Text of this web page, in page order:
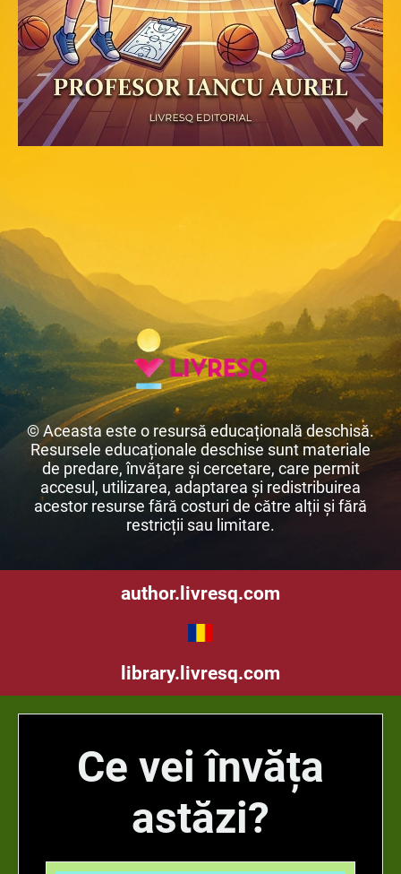
© Aceasta este o resursă educațională deschisă.
Resursele educaționale deschise sunt materiale
de predare, învățare și cercetare, care permit
accesul, utilizarea, adaptarea și redistribuirea
acestor resurse fără costuri de către alții și fără
restricții sau limitare.
author.livresq.com
library.livresq.com
Ce vei învăța
astăzi?